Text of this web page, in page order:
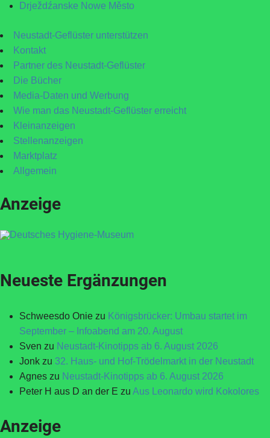
Drježdźanske Nowe Město
Neustadt-Geflüster unterstützen
Kontakt
Partner des Neustadt-Geflüster
Die Bücher
Media-Daten und Werbung
Wie man das Neustadt-Geflüster erreicht
Kleinanzeigen
Stellenanzeigen
Marktplatz
Allgemein
Anzeige
Neueste Ergänzungen
Schweesdo Onie zu Königsbrücker: Umbau startet im
September – Infoabend am 20. August
Sven zu Neustadt-Kinotipps ab 6. August 2026
Jonk zu 32. Haus- und Hof-Trödelmarkt in der Neustadt
Agnes zu Neustadt-Kinotipps ab 6. August 2026
Peter H aus D an der E zu Aus Leonardo wird Kokolores
Anzeige